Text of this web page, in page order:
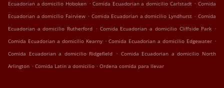
Ecuadorian a domicilio Hoboken . Comida Ecuadorian a domicilio Carlstadt . Comida
Ecuadorian a domicilio Fairview . Comida Ecuadorian a domicilio Lyndhurst . Comida
Ecuadorian a domicilio Rutherford . Comida Ecuadorian a domicilio Cliffside Park .
Comida Ecuadorian a domicilio Kearny . Comida Ecuadorian a domicilio Edgewater .
Comida Ecuadorian a domicilio Ridgefield . Comida Ecuadorian a domicilio North
Arlington . Comida Latin a domicilio . Ordena comida para llevar